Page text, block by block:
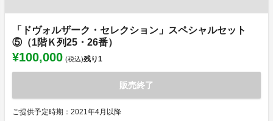
「ドヴォルザーク・セレクション」スペシャルセット
⑤（1階Ｋ列25・26番）
¥100,000 (税込)残り1
販売終了
ご提供予定時期：2021年4月以降